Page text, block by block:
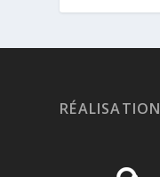
RÉALISATION